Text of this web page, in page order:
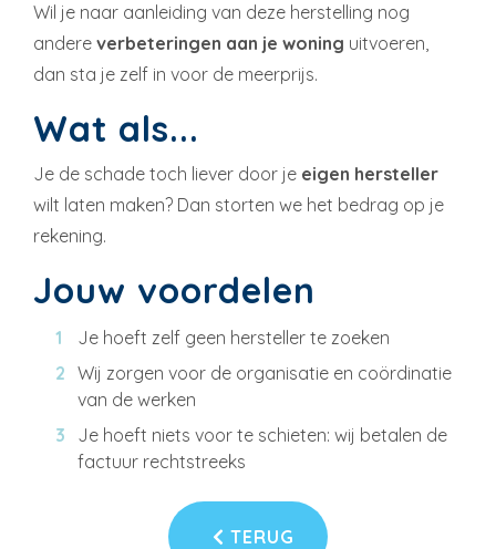
Wil je naar aanleiding van deze herstelling nog
andere verbeteringen aan je woning uitvoeren,
dan sta je zelf in voor de meerprijs.
Wat als...
Je de schade toch liever door je eigen hersteller
wilt laten maken? Dan storten we het bedrag op je
rekening.
Jouw voordelen
Je hoeft zelf geen hersteller te zoeken
Wij zorgen voor de organisatie en coördinatie
van de werken
Je hoeft niets voor te schieten: wij betalen de
factuur rechtstreeks
TERUG